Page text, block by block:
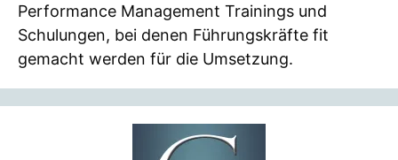
Performance Management Trainings und
Schulungen, bei denen Führungskräfte fit
gemacht werden für die Umsetzung.